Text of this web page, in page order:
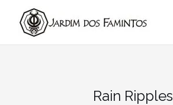
conteúdo
Rain Ripples